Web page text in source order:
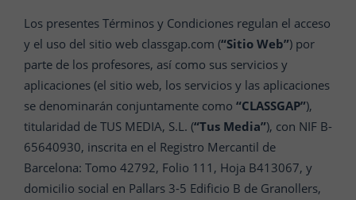
Los presentes Términos y Condiciones regulan el acceso
y el uso del sitio web classgap.com (“Sitio Web”) por
parte de los profesores, así como sus servicios y
aplicaciones (el sitio web, los servicios y las aplicaciones
se denominarán conjuntamente como “CLASSGAP”),
titularidad de TUS MEDIA, S.L. (“Tus Media”), con NIF B-
65640930, inscrita en el Registro Mercantil de
Barcelona: Tomo 42792, Folio 111, Hoja B413067, y
domicilio social en Pallars 3-5 Edificio B de Granollers,